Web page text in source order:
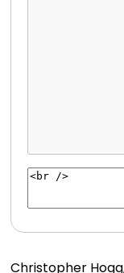
Christopher Hogg